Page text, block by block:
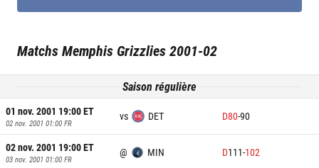
MatchsMemphis Grizzlies2001-02
Saison régulière
01 nov. 2001 19:00ET
02 nov. 2001 01:00 FR
vs DET D80-90
02 nov. 2001 19:00ET
03 nov. 2001 01:00 FR
@ MIN D111-102